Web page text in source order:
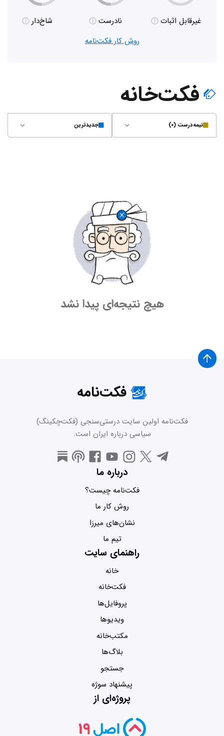
غیر‌قابل اثبات نادرست
شاخ‌دار
روش کار فکت‌نامه
فکت‌خانه
نیمه‌درست (۰) جدیدترین
هیچ نتیجه‌ای پیدا نشد
فکت‌نامه
فکت‌نامه اولین سایت درستی‌سنجی (فکت‌چکینگ)
سیاسی درباره ایران است.
درباره ما
فکت‌نامه چیست؟
روش کار ما
نشان‌های میرزا
تیم ما
راهنمای سایت
خانه
فکت‌خانه
پروفایل‌ها
ویدیو‌ها
مکتب‌خانه
بلاگ‌ها
جستجو
پیشنهاد سوژه
پروژه‌ای از